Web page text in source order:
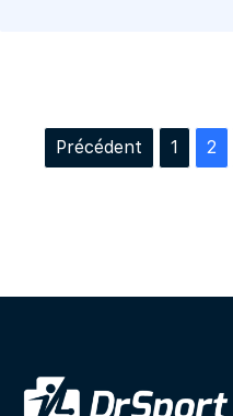
Précédent 1 2